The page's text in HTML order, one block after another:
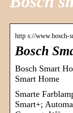
http s://www.bosch-
Bosch
Bosch Smart
Smart Home
Smarte
Smart+;